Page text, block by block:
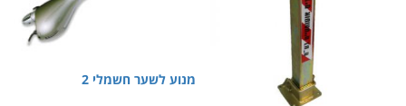
מנוע לשער חשמלי 2